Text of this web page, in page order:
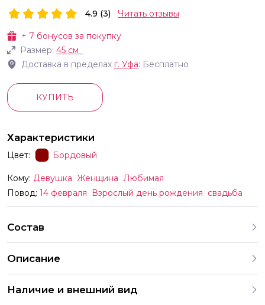
+ 7 бонусов за покупку
Размер: 45 см
Доставка в пределах г. Уфа: Бесплатно
4.9 (3) Читать отзывы
КУПИТЬ
Характеристики
Цвет: Бордовый
Кому: Девушка Женщина Любимая
Повод: 14 февраля Взрослый день рождения свадьба
Состав
Описание
Наличие и внешний вид